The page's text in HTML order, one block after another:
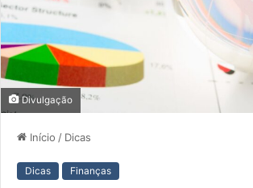
Divulgação
Início / Dicas
Dicas Finanças